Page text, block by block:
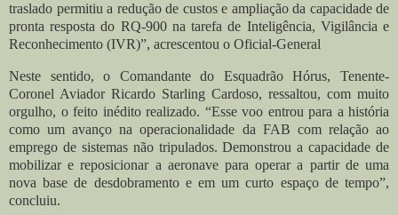
traslado permitiu a redução de custos e ampliação da capacidade de
pronta resposta do RQ-900 na tarefa de Inteligência, Vigilância e
Reconhecimento (IVR)”, acrescentou o Oficial-General
Neste sentido, o Comandante do Esquadrão Hórus, Tenente-
Coronel Aviador Ricardo Starling Cardoso, ressaltou, com muito
orgulho, o feito inédito realizado. “Esse voo entrou para a história
como um avanço na operacionalidade da FAB com relação ao
emprego de sistemas não tripulados. Demonstrou a capacidade de
mobilizar e reposicionar a aeronave para operar a partir de uma
nova base de desdobramento e em um curto espaço de tempo”,
concluiu.